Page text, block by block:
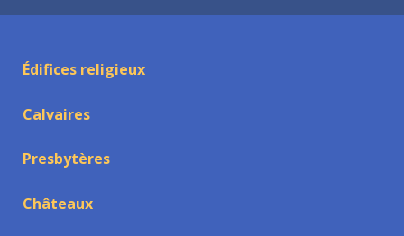
Édifices religieux
Calvaires
Presbytères
Châteaux